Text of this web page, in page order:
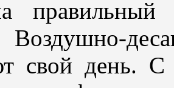
Воздушно-
свой день.